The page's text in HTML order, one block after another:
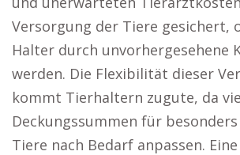
Versorgung der Tiere gesichert,
Halter durch unvorhergesehene
werden. Die Flexibilität dieser
kommt Tierhaltern zugute, da
Deckungssummen für
Tiere nach Bedarf anpassen.